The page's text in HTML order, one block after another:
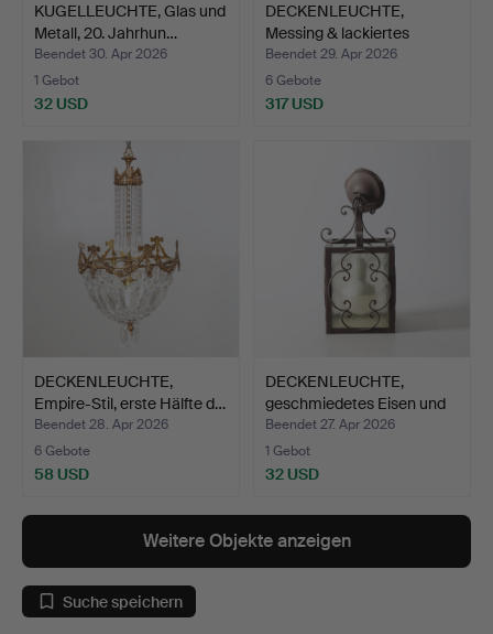
KUGELLEUCHTE, Glas und
Metall, 20. Jahrhun…
Beendet 30. Apr 2026
1 Gebot
32 USD
DECKENLEUCHTE,
Messing & lackiertes
Metall…
Beendet 29. Apr 2026
6 Gebote
317 USD
DECKENLEUCHTE,
Empire-Stil, erste Hälfte d…
Beendet 28. Apr 2026
6 Gebote
58 USD
DECKENLEUCHTE,
geschmiedetes Eisen und
Gla…
Beendet 27. Apr 2026
1 Gebot
32 USD
Weitere Objekte anzeigen
Suche speichern